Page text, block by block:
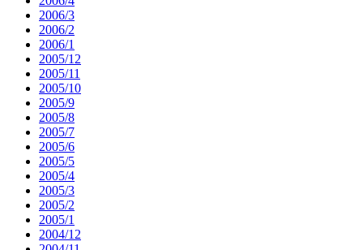
2006/3
2006/2
2006/1
2005/12
2005/11
2005/10
2005/9
2005/8
2005/7
2005/6
2005/5
2005/4
2005/3
2005/2
2005/1
2004/12